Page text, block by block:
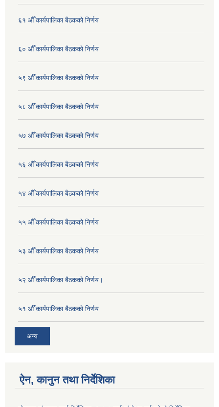
६१ औँ कार्यपालिका बैठकको निर्णय
६० औँ कार्यपालिका बैठकको निर्णय
५९ औँ कार्यपालिका बैठकको निर्णय
५८ औँ कार्यपालिका बैठकको निर्णय
५७ औँ कार्यपालिका बैठकको निर्णय
५६ औँ कार्यपालिका बैठकको निर्णय
५४ औँ कार्यपालिका बैठकको निर्णय
५५ औँ कार्यपालिका बैठकको निर्णय
५३ औँ कार्यपालिका बैठकको निर्णय
५२ औँ कार्यपालिका बैठकको निर्णय।
५१ औँ कार्यपालिका बैठकको निर्णय
अन्य
ऐन, कानुन तथा निर्देशिका